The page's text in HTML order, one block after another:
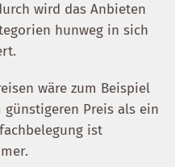
wird das Anbieten
hunweg in sich
wäre zum Beispiel
Preis als ein
ist